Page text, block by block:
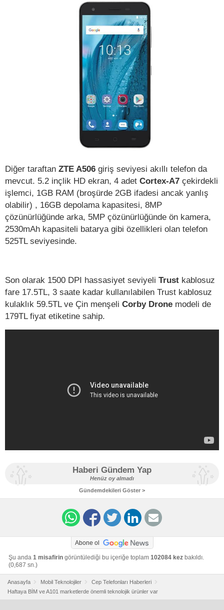
Diğer taraftan ZTE A506 giriş seviyesi akıllı telefon da
mevcut. 5.2 inçlik HD ekran, 4 adet Cortex-A7 çekirdekli
işlemci, 1GB RAM (broşürde 2GB ifadesi ancak yanlış
olabilir) , 16GB depolama kapasitesi, 8MP
çözünürlüğünde arka, 5MP çözünürlüğünde ön kamera,
2530mAh kapasiteli batarya gibi özellikleri olan telefon
525TL seviyesinde.
Son olarak 1500 DPI hassasiyet seviyeli Trust kablosuz
fare 17.5TL, 3 saate kadar kullanılabilen Trust kablosuz
kulaklık 59.5TL ve Çin menşeli Corby Drone modeli de
179TL fiyat etiketine sahip.
Haberi Gündem Yap
Henüz oy almadı
Gündemdekileri Göster >
Abone ol
Şu anda 1 misafirin görüntülediği bu içeriğe toplam 102084 kez bakıldı.
(0,687 sn.)
Anasayfa Mobil Teknolojiler
Cep Telefonları Haberleri
Haftaya BİM ve A101 marketlerde önemli teknolojik ürünler var